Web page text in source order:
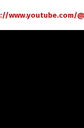
www.youtube.com/